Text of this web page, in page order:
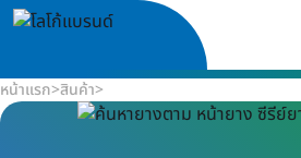
หน้าแรก>สินค้า>